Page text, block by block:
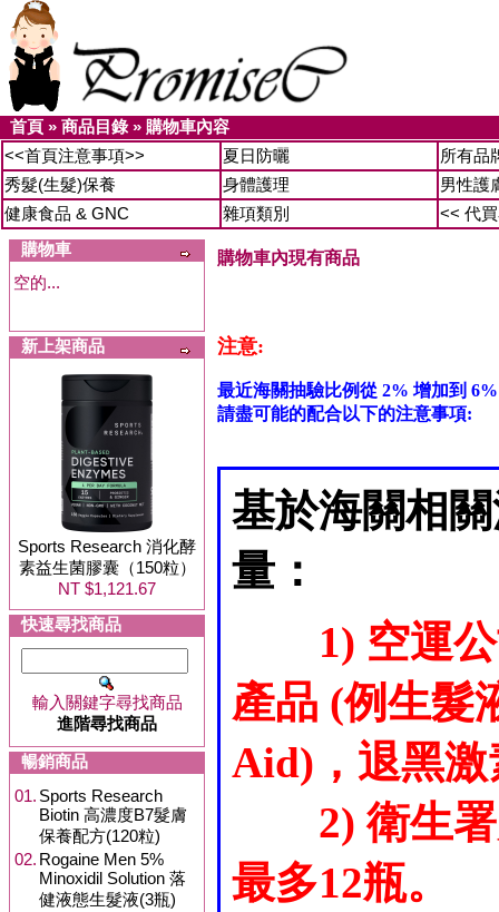
首頁 » 商品目錄» 購物車內容
<<首頁注意事項>>
夏日防曬
所有品
秀髮(生髮)保養
身體護理
男性護
健康食品 & GNC
雜項類別
<< 代
購物車
空的...
新上架商品
Sports Research 消化酵
素益生菌膠囊（150粒）
NT $1,121.67
快速尋找商品
輸入關鍵字尋找商品
進階尋找商品
暢銷商品
01. Sports Research
Biotin 高濃度B7髮膚
保養配方(120粒)
02. Rogaine Men 5%
Minoxidil Solution 落
健液態生髮液(3瓶)
購物車內現有商品
注意:
最近海關抽驗比例從 2% 增加到
請盡可能的配合以下的注意事項:
基於海關相
量：
1) 空運
產品 (例生髮
Aid)，退黑
2) 衛生
最多12瓶。